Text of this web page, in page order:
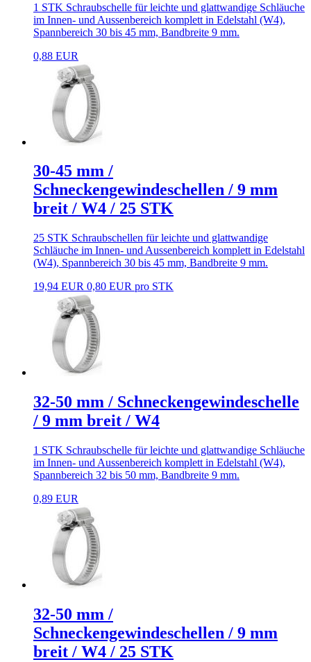
1 STK Schraubschelle für leichte und glattwandige Schläuche
im Innen- und Aussenbereich komplett in Edelstahl (W4),
Spannbereich 30 bis 45 mm, Bandbreite 9 mm.
0,88 EUR
30-45 mm /
Schneckengewindeschellen / 9 mm
breit / W4 / 25 STK
25 STK Schraubschellen für leichte und glattwandige
Schläuche im Innen- und Aussenbereich komplett in Edelstahl
(W4), Spannbereich 30 bis 45 mm, Bandbreite 9 mm.
19,94 EUR 0,80 EUR pro STK
32-50 mm / Schneckengewindeschelle
/ 9 mm breit / W4
1 STK Schraubschelle für leichte und glattwandige Schläuche
im Innen- und Aussenbereich komplett in Edelstahl (W4),
Spannbereich 32 bis 50 mm, Bandbreite 9 mm.
0,89 EUR
32-50 mm /
Schneckengewindeschellen / 9 mm
breit / W4 / 25 STK